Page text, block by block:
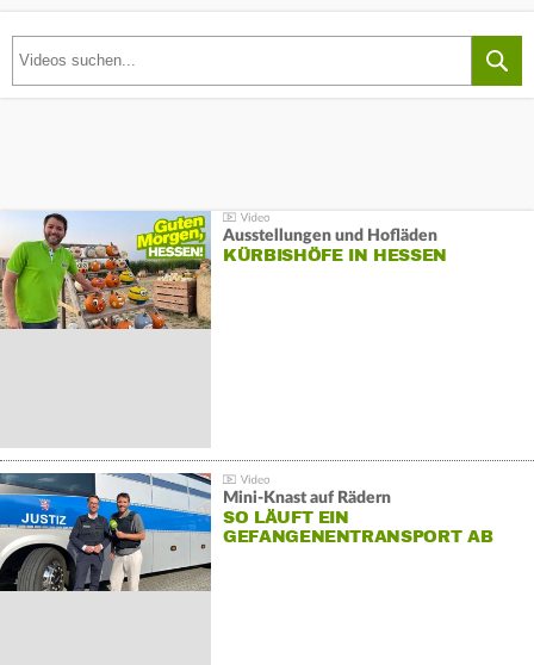
Ausstellungen und Hofläden
KÜRBISHÖFE IN HESSEN
Mini-Knast auf Rädern
SO LÄUFT EIN
GEFANGENENTRANSPORT AB